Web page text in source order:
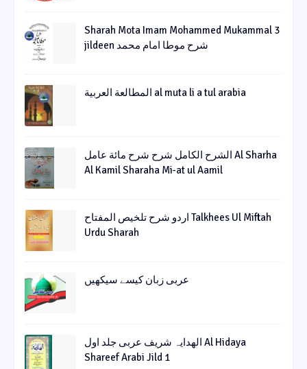
Sharah Mota Imam Mohammed Mukammal 3
jildeen شرح موطا امام محمد
المطالعة العربية al muta li a tul arabia
الشرح الکامل شرح شرح مائة عامل Al Sharha
Al Kamil Sharaha Mi-at ul Aamil
اردو شرح تلخیص المفتاح Talkhees Ul Miftah
Urdu Sharah
عربی زبان کیسے سیکھیں
الھدایہ شریف عربی جلد اول Al Hidaya
Shareef Arabi Jild 1